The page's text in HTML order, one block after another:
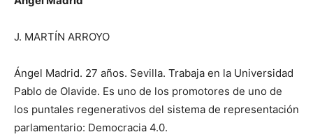
J. MARTÍN ARROYO
Ángel Madrid. 27 años. Sevilla. Trabaja en la Universidad
Pablo de Olavide. Es uno de los promotores de uno de
los puntales regenerativos del sistema de representación
parlamentario: Democracia 4.0.